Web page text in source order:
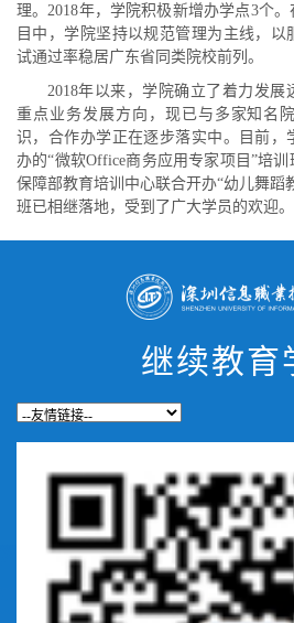
理。2018年，学院积极新增办学点3个
目中，学院坚持以规范管理为主线，以
试通过率稳居广东省同类院校前列。
2018年以来，学院确立了着力发
重点业务发展方向，现已与多家知名
识，合作办学正在逐步落实中。目前，
办的“微软Office商务应用专家项目”培
保障部教育培训中心联合开办“幼儿舞蹈
班已相继落地，受到了广大学员的欢迎
继续教育